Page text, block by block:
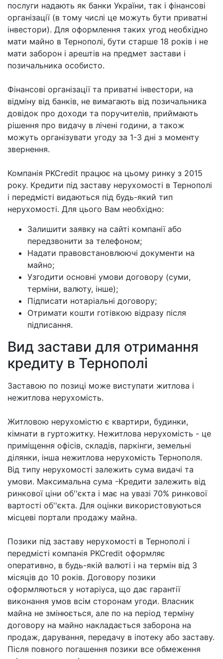
послуги надають як банки України, так і фінансові
організації (в тому числі це можуть бути приватні
інвестори). Для оформлення таких угод необхідно
мати майно в Тернополі, бути старше 18 років і не
мати заборон і арештів на предмет застави і
позичальника особисто.
Фінансові організації та приватні інвестори, на
відміну від банків, не вимагають від позичальника
довідок про доходи та поручителів, приймають
рішення про видачу в лічені години, а також
можуть організувати угоду за 1-3 дні з моменту
звернення.
Компанія PKCredit працює на цьому ринку з 2015
року. Кредити під заставу нерухомості в Тернополі
і передмісті видаються під будь-який тип
нерухомості. Для цього Вам необхідно:
Залишити заявку на сайті компанії або
передзвонити за телефоном;
Надати правовстановлюючі документи на
майно;
Узгодити основні умови договору (суми,
терміни, валюту, інше);
Підписати нотаріальні договору;
Отримати кошти готівкою відразу після
підписання.
Вид застави для отримання
кредиту в Тернополі
Заставою по позиці може виступати житлова і
нежитлова нерухомість.
Житловою нерухомістю є квартири, будинки,
кімнати в гуртожитку. Нежитлова нерухомість - це
приміщення офісів, складів, паркінги, земельні
ділянки, інша нежитлова нерухомість Тернополя.
Від типу нерухомості залежить сума видачі та
умови. Максимальна сума -Кредити залежить від
ринкової ціни об''єкта і має на увазі 70% ринкової
вартості об''єкта. Для оцінки використовуються
місцеві портали продажу майна.
Позики під заставу нерухомості в Тернополі і
передмісті компанія PKCredit оформляє
оперативно, в будь-якій валюті і на термін від 3
місяців до 10 років. Договору позики
оформляються у нотаріуса, що дає гарантії
виконання умов всім сторонам угоди. Власник
майна не змінюється, але по на період терміну
договору на майно накладається заборона на
продаж, дарування, передачу в іпотеку або заставу.
Після повного погашення позики все обмеження